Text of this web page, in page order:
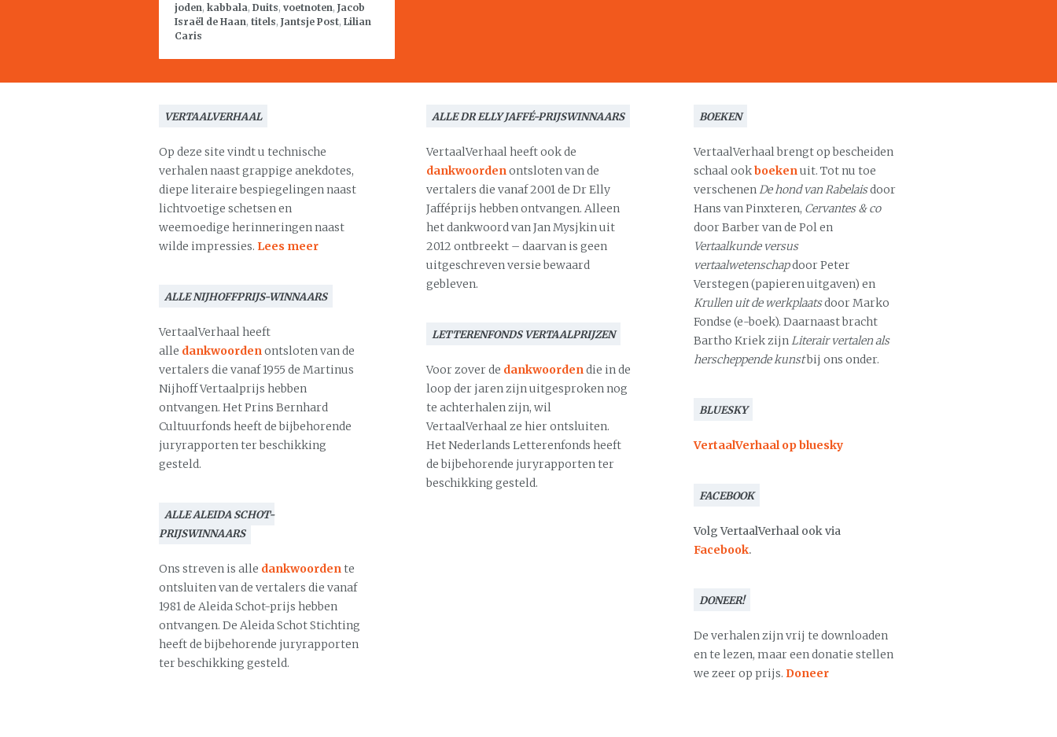
joden, kabbala, Duits, voetnoten, Jacob
Israël de Haan, titels, Jantsje Post, Lilian
Caris
VERTAALVERHAAL
Op deze site vindt u technische
verhalen naast grappige anekdotes,
diepe literaire bespiegelingen naast
lichtvoetige schetsen en
weemoedige herinneringen naast
wilde impressies. Lees meer
ALLE NIJHOFFPRIJS-WINNAARS
VertaalVerhaal heeft
alle dankwoordenontsloten van de
vertalers die vanaf 1955 de Martinus
Nijhoff Vertaalprijs hebben
ontvangen. Het Prins Bernhard
Cultuurfonds heeft de bijbehorende
juryrapporten ter beschikking
gesteld.
ALLE ALEIDA SCHOT-
PRIJSWINNAARS
Ons streven is alle dankwoordente
ontsluiten van de vertalers die vanaf
1981 de Aleida Schot-prijs hebben
ontvangen. De Aleida Schot Stichting
heeft de bijbehorende juryrapporten
ter beschikking gesteld.
ALLE DR ELLY JAFFÉ-PRIJSWINNAARS
VertaalVerhaal heeft ook de
dankwoordenontsloten van de
vertalers die vanaf 2001 de Dr Elly
Jafféprijs hebben ontvangen. Alleen
het dankwoord van Jan Mysjkin uit
2012 ontbreekt – daarvan is geen
uitgeschreven versie bewaard
gebleven.
LETTERENFONDS VERTAALPRIJZEN
Voor zover de dankwoordendie in de
loop der jaren zijn uitgesproken nog
te achterhalen zijn, wil
VertaalVerhaal ze hier ontsluiten.
Het Nederlands Letterenfonds heeft
de bijbehorende juryrapporten ter
beschikking gesteld.
BOEKEN
VertaalVerhaal brengt op bescheiden
schaal ookboekenuit. Tot nu toe
verschenenDe hond van Rabelaisdoor
Hans van Pinxteren, Cervantes & co
door Barber van de Pol en
Vertaalkunde versus
vertaalwetenschapdoor Peter
Verstegen (papieren uitgaven) en
Krullen uit de werkplaatsdoor Marko
Fondse (e-boek). Daarnaast bracht
Bartho Kriek zijnLiterair vertalen als
herscheppende kunstbij ons onder.
BLUESKY
VertaalVerhaal op bluesky
FACEBOOK
Volg VertaalVerhaal ook via
Facebook.
DONEER!
De verhalen zijn vrij te downloaden
en te lezen, maar een donatie stellen
we zeer op prijs. Doneer